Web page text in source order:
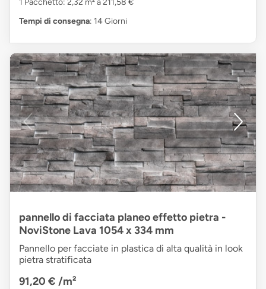
1 Pacchetto: 2,32 m² a 211,58 €
Tempi di consegna: 14 Giorni
pannello di facciata planeo effetto pietra -
NoviStone Lava 1054 x 334 mm
Pannello per facciate in plastica di alta qualità in look
pietra stratificata
91,20 € /m²